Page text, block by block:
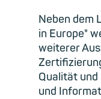
Neben dem
in Europe"
weiterer
Qualität
und